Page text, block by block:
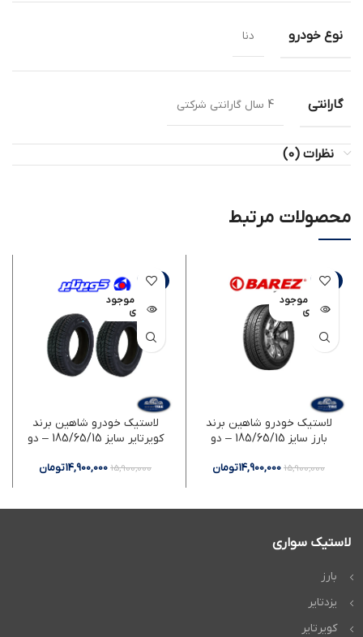
نوع خودرو دنا
گارانتی 4 سال گارانتی شرکتی
نظرات (0)
محصولات مرتبط
-6%
اتمام موجود
ی
لاستیک خودرو شاهین برند
بارز سایز 185/65/15 – دو
15,900,000
14,900,000تومان
-6%
اتمام موجود
ی
لاستیک خودرو شاهین برند
کویرتایر سایز 185/65/15 – دو
15,900,000
14,900,000تومان
لاستیک سواری
بارز
یزدتایر
کویرتایر